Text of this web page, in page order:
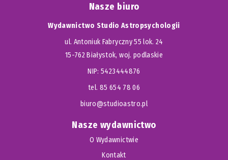
Nasze biuro
Wydawnictwo Studio Astropsychologii
ul. Antoniuk Fabryczny 55 lok. 24
15-762 Białystok, woj. podlaskie
NIP: 5423444876
tel. 85 654 78 06
biuro@studioastro.pl
Nasze wydawnictwo
O Wydawnictwie
Kontakt